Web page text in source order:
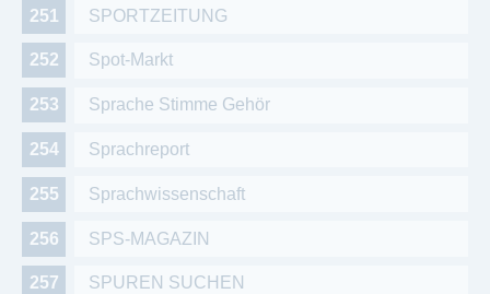
SPORTZEITUNG
Spot-Markt
Sprache Stimme Gehör
Sprachreport
Sprachwissenschaft
SPS-MAGAZIN
SPUREN SUCHEN